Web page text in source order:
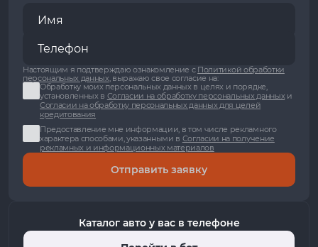
Настоящим я подтверждаю ознакомление с Политикой обработки
персональных данных, выражаю свое согласие на:
Обработку моих персональных данных в целях и порядке,
установленных в Согласии на обработку персональных данныхи
Согласии на обработку персональных данных для целей
кредитования
Предоставление мне информации, в том числе рекламного
характера способами, указанными в Согласии на получение
рекламных и информационных материалов
Отправить заявку
Каталог авто у вас в телефоне